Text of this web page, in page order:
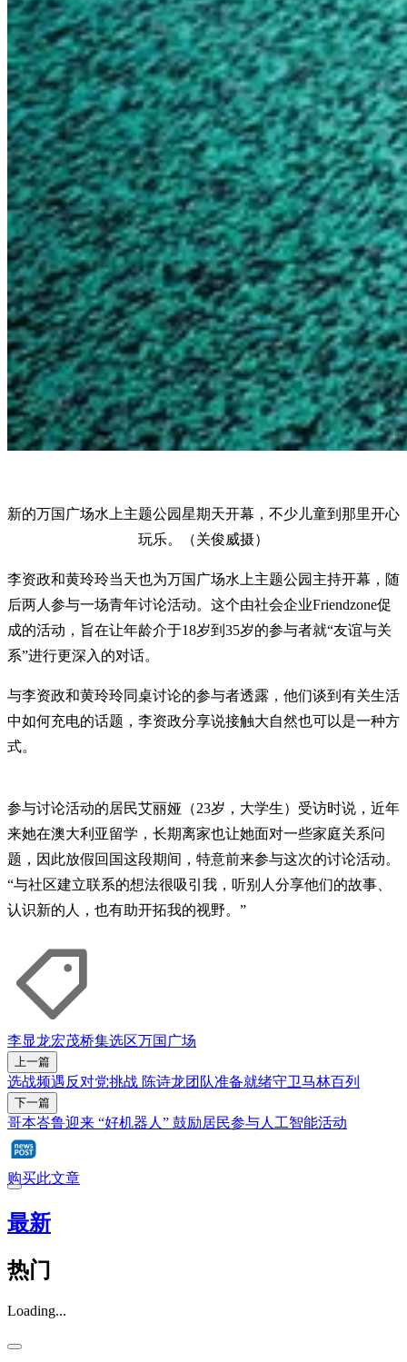
新的万国广场水上主题公园星期天开幕，不少儿童到那里开心
玩乐。（关俊威摄）
李资政和黄玲玲当天也为万国广场水上主题公园主持开幕，随
后两人参与一场青年讨论活动。这个由社会企业Friendzone促
成的活动，旨在让年龄介于18岁到35岁的参与者就“友谊与关
系”进行更深入的对话。
与李资政和黄玲玲同桌讨论的参与者透露，他们谈到有关生活
中如何充电的话题，李资政分享说接触大自然也可以是一种方
式。
参与讨论活动的居民艾丽娅（23岁，大学生）受访时说，近年
来她在澳大利亚留学，长期离家也让她面对一些家庭关系问
题，因此放假回国这段期间，特意前来参与这次的讨论活动。
“与社区建立联系的想法很吸引我，听别人分享他们的故事、
认识新的人，也有助开拓我的视野。”
李显龙宏茂桥集选区万国广场
上一篇
选战频遇反对党挑战 陈诗龙团队准备就绪守卫马林百列
下一篇
哥本峇鲁迎来 “好机器人” 鼓励居民参与人工智能活动
购买此文章
最新
热门
Loading...